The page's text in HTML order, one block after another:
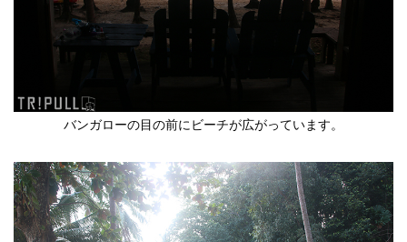
バンガローの目の前にビーチが広がっています。